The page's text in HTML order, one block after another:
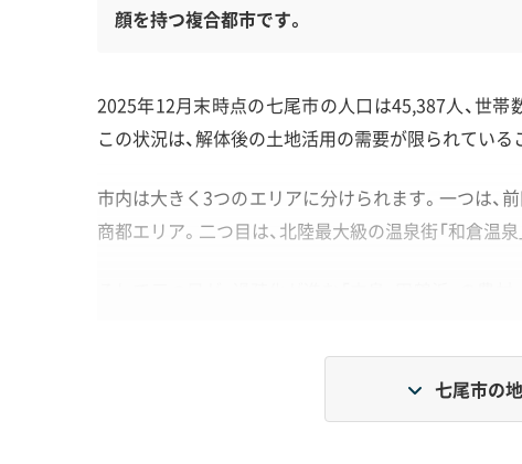
顔を持つ複合都市です。
2025年12月末時点の七尾市の人口は45,387人、世
この状況は、解体後の土地活用の需要が限られている
市内は大きく3つのエリアに分けられます。一つは、
商都エリア。二つ目は、北陸最大級の温泉街「和倉温泉
地形・道路事情と解体費用の傾向
七尾市の